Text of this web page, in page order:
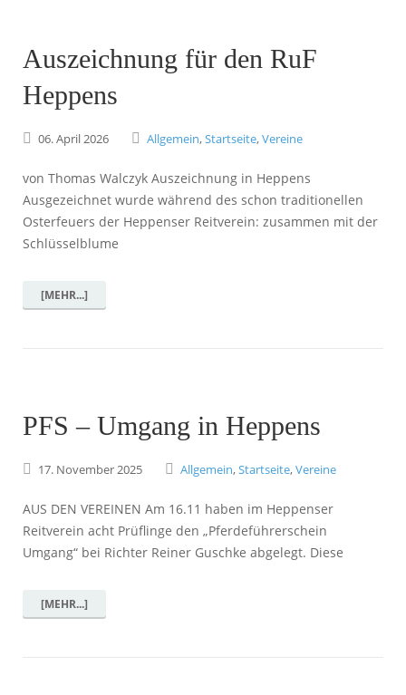
Auszeichnung für den RuF
Heppens
06.April2026 Allgemein,Startseite,Vereine
von Thomas Walczyk Auszeichnung in Heppens
Ausgezeichnet wurde während des schon traditionellen
Osterfeuers der Heppenser Reitverein: zusammen mit der
Schlüsselblume
[MEHR...]
PFS – Umgang in Heppens
17. November2025 Allgemein,Startseite,Vereine
AUS DEN VEREINEN Am 16.11 haben im Heppenser
Reitverein acht Prüflinge den „Pferdeführerschein
Umgang“ bei Richter Reiner Guschke abgelegt. Diese
[MEHR...]